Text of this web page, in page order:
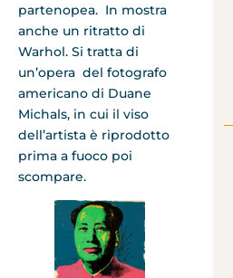
partenopea. In mostra
anche un ritratto di
Warhol. Si tratta di
un’opera del fotografo
americano di Duane
Michals, in cui il viso
dell’artista è riprodotto
prima a fuoco poi
scompare.